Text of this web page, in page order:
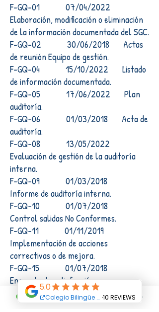
F-GQ-01 07/04/2022
Elaboración, modificación o eliminación
de la información documentada del SGC.
F-GQ-02 30/06/2018 Actas
de reunión Equipo de gestión.
F-GQ-04 15/10/2022 Listado
de información documentada.
F-GQ-05 17/06/2022 Plan
auditoría.
F-GQ-06 01/03/2018 Acta de
auditoría.
F-GQ-08 13/05/2022
Evaluación de gestión de la auditoría
interna.
F-GQ-09 01/03/2018
Informe de auditoría interna.
F-GQ-10 01/07/2018
Control salidas No Conformes.
F-GQ-11 01/11/2019
Implementación de acciones
correctivas o de mejora.
F-GQ-15 01/07/2018
Encuesta de satisfacción.
F-GQ-16 01/07/2018 Matriz
de posibles salidas No conformes.